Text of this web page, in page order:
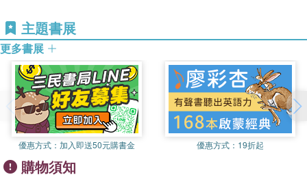
survey of the diverse political uses of architecture in
postwar Central Europe but is the first book to explore
how transformations of the built environment can offer a
lens into broader processes of state formation and social
change.
主題書展
更多書展
優惠方式： 加入即送50元購書金 優惠方式： 19折起
購物須知